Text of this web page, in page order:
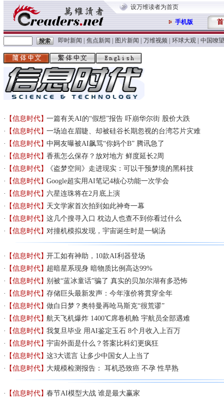
设万维读者为首页
手机版 首
即时新闻 焦点新闻 图片新闻 万维视频 环球大观 中国嘹望
【信息时代】一篇有关AI的“假想”报告 吓崩华尔街 股价大跌
【信息时代】一场迫在眉睫、却被硅谷长期忽视的台湾芯片灾难
【信息时代】中网友曝被AI飙骂“你妈个B” 腾讯急了
【信息时代】香蕉怎么保存？放对地方 鲜度延长2周
【信息时代】
《盗梦空间》走进现实：可以干预梦境的黑科技
【信息时代】Google超实用AI笔记4核心功能一次学会
【信息时代】六星连珠将在2月底上演
【信息时代】天文学家首次拍到如此神奇一幕
【信息时代】这几个搜寻入口 枕边人也查不到你看过什么
【信息时代】对撞机模拟发现，宇宙诞生时是一锅汤
【信息时代】开工如有神助，10款AI利器登场
【信息时代】超暗星系现身 暗物质比例高达99%
【信息时代】别被“蓝冰童话”骗了 真实的贝加尔湖有多恐怖
【信息时代】存储巨头最新发声：今年涨价将贯穿全年
【信息时代】做白日梦？奥特曼再呛马斯克“很荒谬”
【信息时代】航天飞机爆炸 1400℃席卷机舱 宇航员全部遇难
【信息时代】我复旦毕业 用AI鉴定玉石 8个月收入上百万
【信息时代】宇宙外面是什么？答案比科幻更疯狂
【信息时代】这3大谎言 让多少中国女人上当了
【信息时代】大规模检测报告： 耳机恐致癌 不孕 性早熟
【信息时代】春节AI模型大战 谁是最大赢家